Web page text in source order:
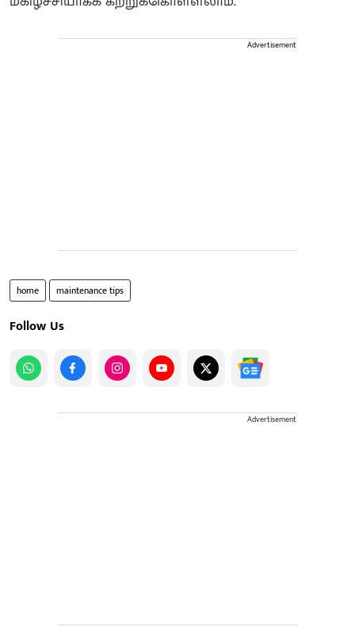
Advertisement
home maintenance tips
Follow Us
Advertisement